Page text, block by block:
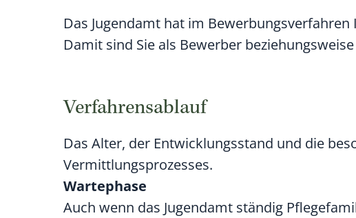
Das Jugendamt hat im
Damit sind Sie als Bewerber
Verfahrensablauf
Das Alter, der Entwicklungsstand und die
Vermittlungsprozesses.
Wartephase
Auch wenn das Jugendamt ständig